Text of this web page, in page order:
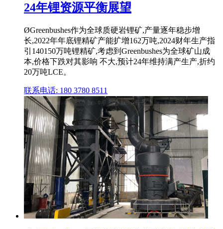
24年锂资源平衡展望
ØGreenbushes作为全球质硬岩锂矿,产量逐年稳步增
长,2022年年底锂精矿产能扩增162万吨,2024财年生产指
引140150万吨锂精矿,考虑到Greenbushes为全球矿山成
本,价格下跌对其影响 不大,预计24年维持满产生产,折约
20万吨LCE。
联系电话: 180 3780 8511